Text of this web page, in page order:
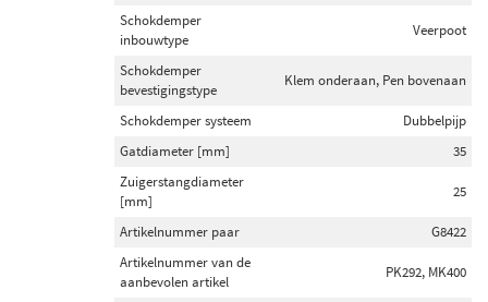
Schokdemper
inbouwtype
Veerpoot
Schokdemper
bevestigingstype
Klem onderaan, Pen bovenaan
Schokdemper systeem
Dubbelpijp
Gatdiameter [mm]
35
Zuigerstangdiameter
[mm]
25
Artikelnummer paar
G8422
Artikelnummer van de
aanbevolen artikel
PK292, MK400